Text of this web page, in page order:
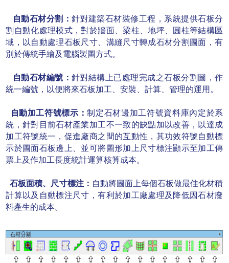
自動石材分割：針對建築石材裝修工程，系統提供石板分
割自動化處理模式，對於牆面、梁柱、地坪、圓柱等結構區
域，以自動處理石板尺寸、溝縫尺寸轉成石材分割圖面，有
別於傳統手繪及電腦製圖方式。
自動石材編號：針對結構上已處理完成之石板分割圖，作
統一編號，以便將來石板加工、安裝、計算、管理的運用。
自動加工符號標示：制定石材邊加工符號資料庫內定於系
統，針對目前石材產業加工不一致的缺點加以改善，以達成
加工符號統一，促進廠商之間的互動性，其功效符號自動標
示於圖面石板邊上、並可將圖形加上尺寸標注顯示至加工傳
票上及作加工長度統計運算核算成本。
石板面積、尺寸標注： 自動將圖面上每個石板做最佳化材積
計算以及自動標注尺寸，有利於加工廠處理及降低因石材廢
料產生的成本。